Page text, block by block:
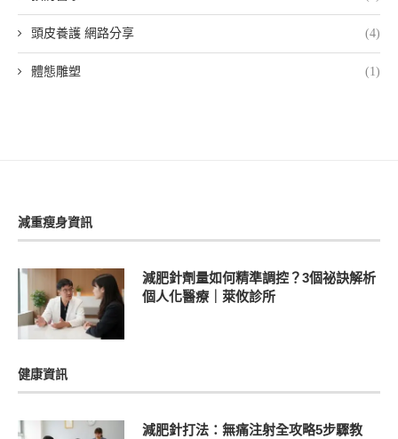
頭皮養護 網路分享 (4)
體態雕塑 (1)
減重瘦身資訊
減肥針劑量如何精準調控？3個祕訣解析
個人化醫療｜萊攸診所
健康資訊
減肥針打法：無痛注射全攻略5步驟教